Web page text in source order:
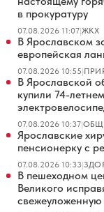
в прокуратуру
07.08.2026 11:07|ЖКХ
В Ярославском
европейская
07.08.2026 10:55|
В Ярославской
купили 74-
07.08.2026 10:37|
Ярославские
пенсионерку с
07.08.2026 10:33|
В пешеходном
Великого
свежеуложенную